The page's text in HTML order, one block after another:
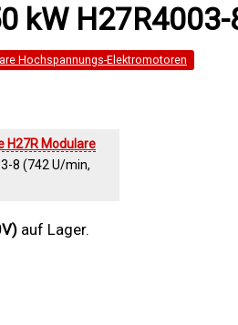
Hochspannungs-Elektromotoren
H27R Modulare
8 (742 U/min,
auf Lager.